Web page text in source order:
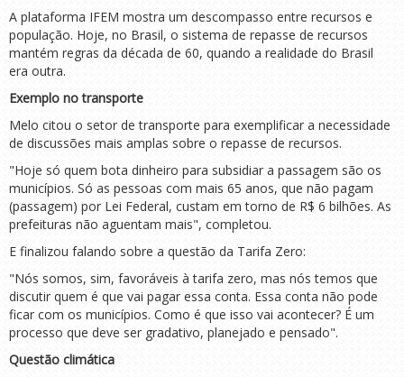
A plataforma IFEM mostra um descompasso entre recursos e
população. Hoje, no Brasil, o sistema de repasse de recursos
mantém regras da década de 60, quando a realidade do Brasil
era outra.
Exemplo no transporte
Melo citou o setor de transporte para exemplificar a necessidade
de discussões mais amplas sobre o repasse de recursos.
"Hoje só quem bota dinheiro para subsidiar a passagem são os
municípios. Só as pessoas com mais 65 anos, que não pagam
(passagem) por Lei Federal, custam em torno de R$ 6 bilhões. As
prefeituras não aguentam mais", completou.
E finalizou falando sobre a questão da Tarifa Zero:
"Nós somos, sim, favoráveis à tarifa zero, mas nós temos que
discutir quem é que vai pagar essa conta. Essa conta não pode
ficar com os municípios. Como é que isso vai acontecer? É um
processo que deve ser gradativo, planejado e pensado".
Questão climática